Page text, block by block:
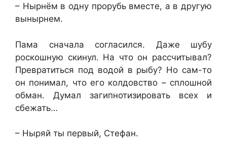
– Нырнём в одну прорубь вместе, а в другую
вынырнем.
Пама сначала согласился. Даже шубу
роскошную скинул. На что он рассчитывал?
Превратиться под водой в рыбу? Но сам-то
он понимал, что его колдовство – сплошной
обман. Думал загипнотизировать всех и
сбежать…
– Ныряй ты первый, Стефан.